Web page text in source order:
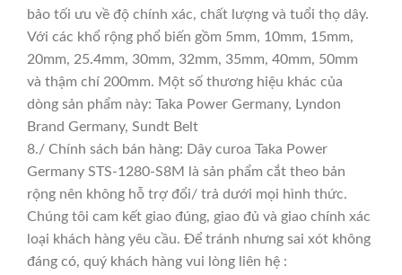
bảo tối ưu về độ chính xác, chất lượng và tuổi thọ dây.
Với các khổ rộng phổ biến gồm 5mm, 10mm, 15mm,
20mm, 25.4mm, 30mm, 32mm, 35mm, 40mm, 50mm
và thậm chí 200mm. Một số thương hiệu khác của
dòng sản phẩm này: Taka Power Germany, Lyndon
Brand Germany, Sundt Belt
8./ Chính sách bán hàng: Dây curoa Taka Power
Germany STS-1280-S8M là sản phẩm cắt theo bản
rộng nên không hỗ trợ đổi/ trả dưới mọi hình thức.
Chúng tôi cam kết giao đúng, giao đủ và giao chính xác
loại khách hàng yêu cầu. Để tránh nhưng sai xót không
đáng có, quý khách hàng vui lòng liên hệ :